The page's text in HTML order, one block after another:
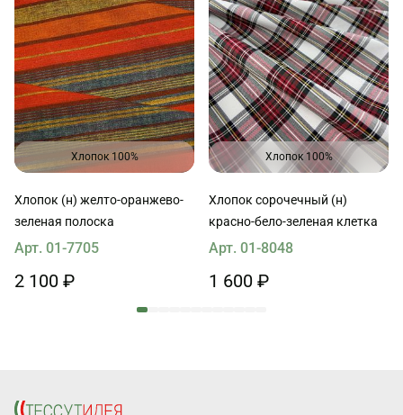
Хлопок 100%
Хлопок (н) желто-оранжево-
зеленая полоска
Арт. 01-7705
2 100 ₽
Хлопок 100%
Хлопок сорочечный (н)
красно-бело-зеленая клетка
Арт. 01-8048
1 600 ₽